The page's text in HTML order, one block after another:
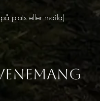
plats eller maila)